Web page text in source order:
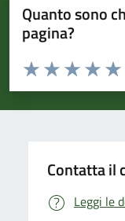
Quanto sono
pagina?
Valuta da 1 a 5 stelle la
Valuta
Valuta 3
Valuta 2 stelle
Valuta 1 stelle su 5
Contatta il
Leggi le